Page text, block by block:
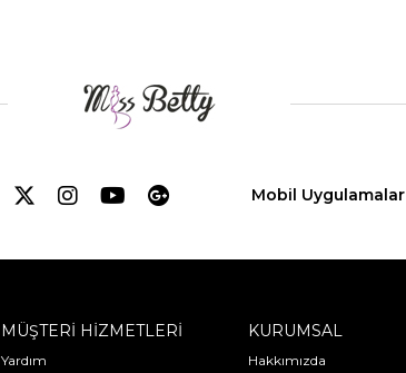
Mobil Uygulamalar
MÜŞTERİ HİZMETLERİ
Yardım
KURUMSAL
Hakkımızda